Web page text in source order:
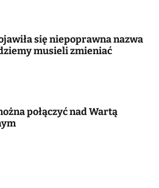
się niepoprawna nazwa
musieli zmieniać
połączyć nad Wartą